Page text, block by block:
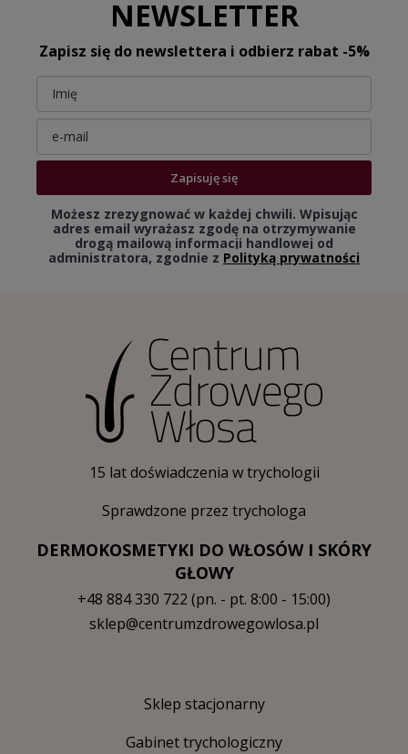
NEWSLETTER
Zapisz się do newslettera i odbierz rabat -5%
Zapisuję się
Możesz zrezygnować w każdej chwili. Wpisując
adres email wyrażasz zgodę na otrzymywanie
drogą mailową informacji handlowej od
administratora, zgodnie z Polityką prywatności
15 lat doświadczenia w trychologii
Sprawdzone przez trychologa
DERMOKOSMETYKI DO WŁOSÓW I SKÓRY
GŁOWY
+48 884 330 722 (pn. - pt. 8:00 - 15:00)
sklep@centrumzdrowegowlosa.pl
Sklep stacjonarny
Gabinet trychologiczny